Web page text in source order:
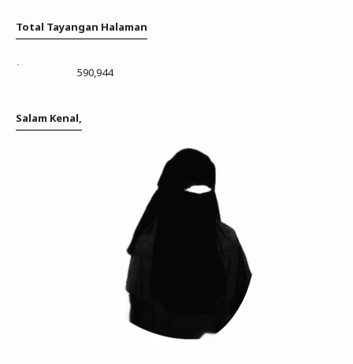
Total Tayangan Halaman
590,944
Salam Kenal,